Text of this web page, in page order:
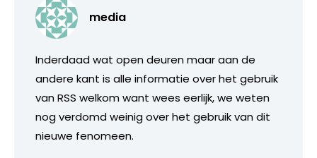
media
Inderdaad wat open deuren maar aan de
andere kant is alle informatie over het gebruik
van RSS welkom want wees eerlijk, we weten
nog verdomd weinig over het gebruik van dit
nieuwe fenomeen.